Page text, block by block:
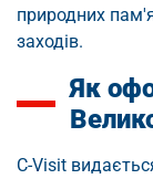
природних
заходів.
Як
C-Visit